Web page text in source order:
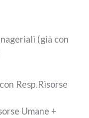
(già con
Resp.Risorse
Umane +